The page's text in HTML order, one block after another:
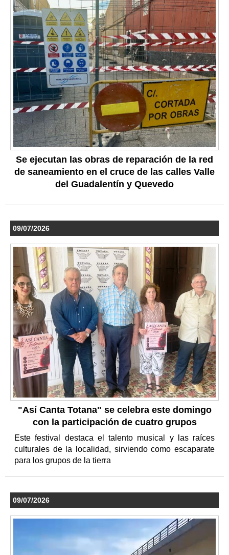
Se ejecutan las obras de reparación de la red
de saneamiento en el cruce de las calles Valle
del Guadalentín y Quevedo
09/07/2026
"Así Canta Totana" se celebra este domingo
con la participación de cuatro grupos
Este festival destaca el talento musical y las raíces
culturales de la localidad, sirviendo como escaparate
para los grupos de la tierra
09/07/2026